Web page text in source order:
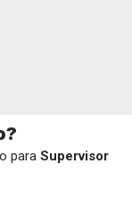
para Supervisor